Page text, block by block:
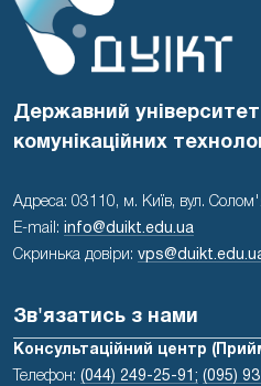
Державний
комунікаційних
Адреса: 03110, м. Київ, вул.
E-mail: info@duikt.edu.ua
Скринька довіри:
Зв'язатись з нами
Консультаційний центр
Телефон: (044) 249-25-91; (095)